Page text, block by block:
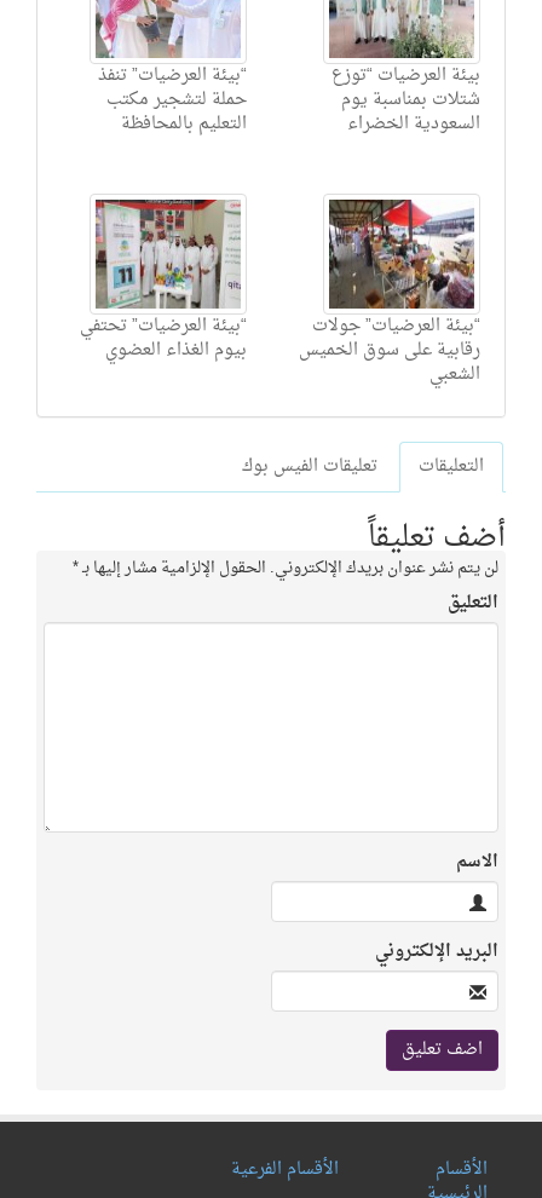
“بيئة العرضيات” تنفذ
حملة لتشجير مكتب
التعليم بالمحافظة
بيئة العرضيات “توزع
شتلات بمناسبة يوم
السعودية الخضراء
“بيئة العرضيات” تحتفي
بيوم الغذاء العضوي
“بيئة العرضيات” جولات
رقابية على سوق الخميس
الشعبي
التعليقات تعليقات الفيس بوك
أضف تعليقاً
لن يتم نشر عنوان بريدك الإلكتروني. الحقول الإلزامية مشار إليها بـ*
التعليق
الاسم
البريد الإلكتروني
الأقسام الأقسام الفرعية